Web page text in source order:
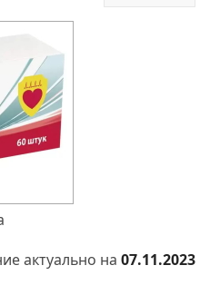
актуально на 07.11.2023